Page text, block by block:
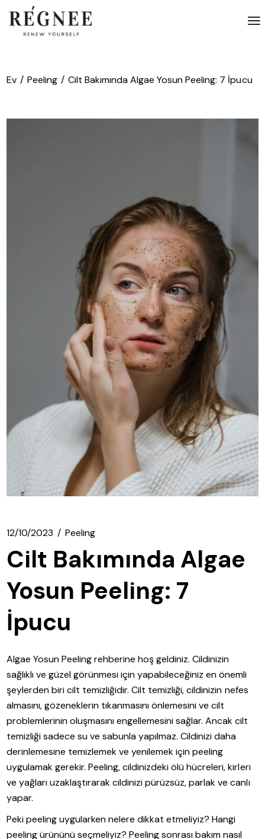
atla
Ev Peeling Cilt Bakımında Algae Yosun Peeling: 7 İpucu
12/10/2023 Peeling
Cilt Bakımında Algae
Yosun Peeling: 7
İpucu
Algae Yosun Peeling rehberine hoş geldiniz. Cildinizin
sağlıklı ve güzel görünmesi için yapabileceğiniz en önemli
şeylerden biri cilt temizliğidir. Cilt temizliği, cildinizin nefes
almasını, gözeneklerin tıkanmasını önlemesini ve cilt
problemlerinin oluşmasını engellemesini sağlar. Ancak cilt
temizliği sadece su ve sabunla yapılmaz. Cildinizi daha
derinlemesine temizlemek ve yenilemek için peeling
uygulamak gerekir. Peeling, cildinizdeki ölü hücreleri, kirleri
ve yağları uzaklaştırarak cildinizi pürüzsüz, parlak ve canlı
yapar.
Peki peeling uygularken nelere dikkat etmeliyiz? Hangi
peeling ürününü seçmeliyiz? Peeling sonrası bakım nasıl